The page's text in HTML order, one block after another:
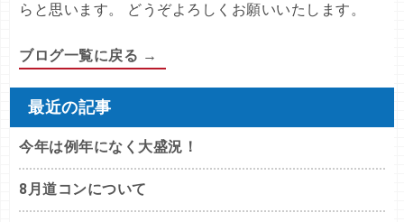
らと思います。 どうぞよろしくお願いいたします。
ブログ一覧に戻る →
最近の記事
今年は例年になく大盛況！
8月道コンについて